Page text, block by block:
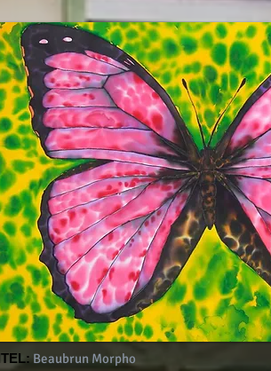
Beaubrun Morpho